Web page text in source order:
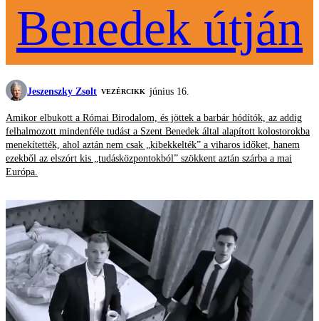
Benedek útján
Jeszenszky Zsolt VEZÉRCIKK június 16.
Amikor elbukott a Római Birodalom, és jöttek a barbár hódítók, az addig
felhalmozott mindenféle tudást a Szent Benedek által alapított kolostorokba
menekítették, ahol aztán nem csak „kibekkelték” a viharos időket, hanem
ezekből az elszórt kis „tudásközpontokból” szökkent aztán szárba a mai
Európa.